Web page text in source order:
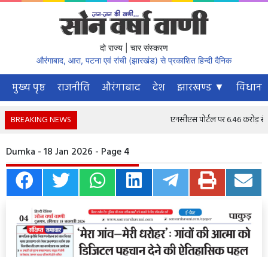
दो राज्य | चार संस्करण
औरंगाबाद, आरा, पटना एवं रांची (झारखंड) से प्रकाशित हिन्दी दैनिक
मुख्य पृष्ठ राजनीति औरंगाबाद देश झारखण्ड ▼
BREAKING NEWS एनसीएस पोर्टल पर 6.46 करोड़ से
Dumka - 18 Jan 2026 - Page 4